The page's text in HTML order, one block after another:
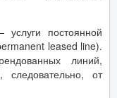
постоянной
leased line).
линий,
от